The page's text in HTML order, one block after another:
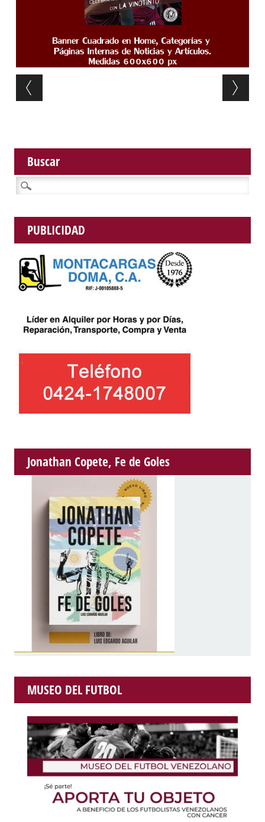
Post navigation
Buscar
Buscar:
PUBLICIDAD
Jonathan Copete, Fe de Goles
MUSEO DEL FUTBOL